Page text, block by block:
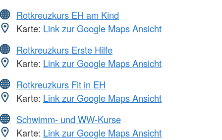
Rotkreuzkurs EH am Kind
Karte: Link zur Google Maps Ansicht
Rotkreuzkurs Erste Hilfe
Karte: Link zur Google Maps Ansicht
Rotkreuzkurs Fit in EH
Karte: Link zur Google Maps Ansicht
Schwimm- und WW-Kurse
Karte: Link zur Google Maps Ansicht